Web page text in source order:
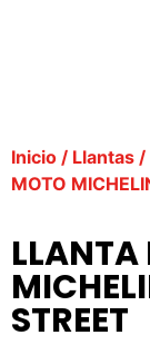
Inicio / Llantas /
MOTO
STREET